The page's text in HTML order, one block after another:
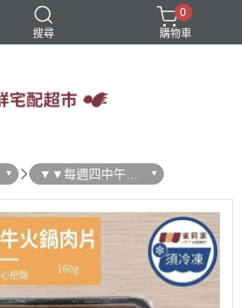
搜尋
0
購物車
▼▼每週四中午結
單 ▼▼